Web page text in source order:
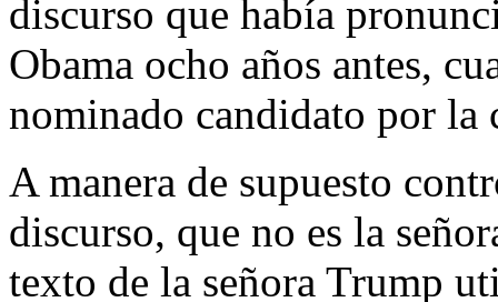
discurso que había
Obama ocho años antes,
nominado candidato por la
A manera de supuesto
discurso, que no es la
texto de la señora Trump